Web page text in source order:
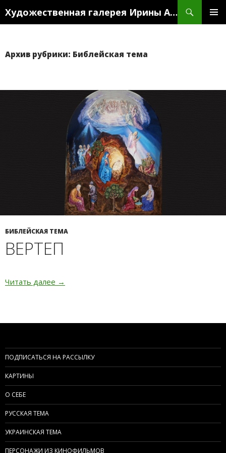
Художественная галерея Ирины Антоновой
ПЕРЕЙТИ
Архив рубрики: Библейская тема
БИБЛЕЙСКАЯ ТЕМА
ВЕРТЕП
Читать далее Вертеп
→
ПОДПИСАТЬСЯ НА РАССЫЛКУ
КАРТИНЫ
О СЕБЕ
РУССКАЯ ТЕМА
УКРАИНСКАЯ ТЕМА
ПЕРСОНАЖИ ИЗ КИНОФИЛЬМОВ